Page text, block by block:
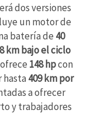
dos versiones
un motor de
batería de 40
km bajo el ciclo
148 hpcon
hasta 409 km por
a ofrecer
y trabajadores